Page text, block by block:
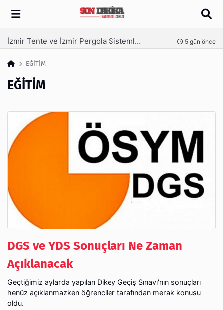
Arama
İzmir Tente ve İzmir Pergola Sistemleri ile Açık Alanlarınızı Dört Mevsim Kullanın 5 gün önce
EĞİTİM
EĞİTİM
DGS ve YDS Sonuçları Ne Zaman
Açıklanacak
Geçtiğimiz aylarda yapılan Dikey Geçiş Sınavı'nın sonuçları
henüz açıklanmazken öğrenciler tarafından merak konusu
oldu.